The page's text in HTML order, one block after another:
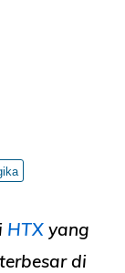
HTX yang
di